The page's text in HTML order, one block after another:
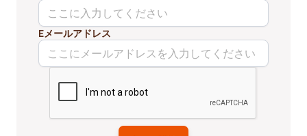
Eメールアドレス